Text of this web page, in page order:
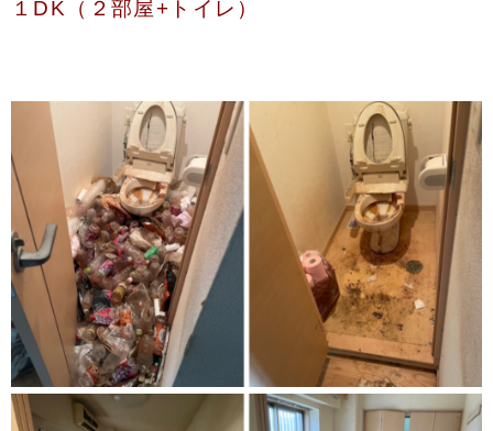
１DK（２部屋+トイレ）